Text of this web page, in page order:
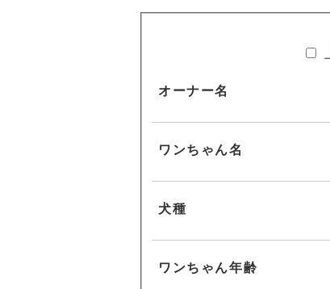
オーナー名
ワンちゃん名
犬種
ワンちゃん年齢